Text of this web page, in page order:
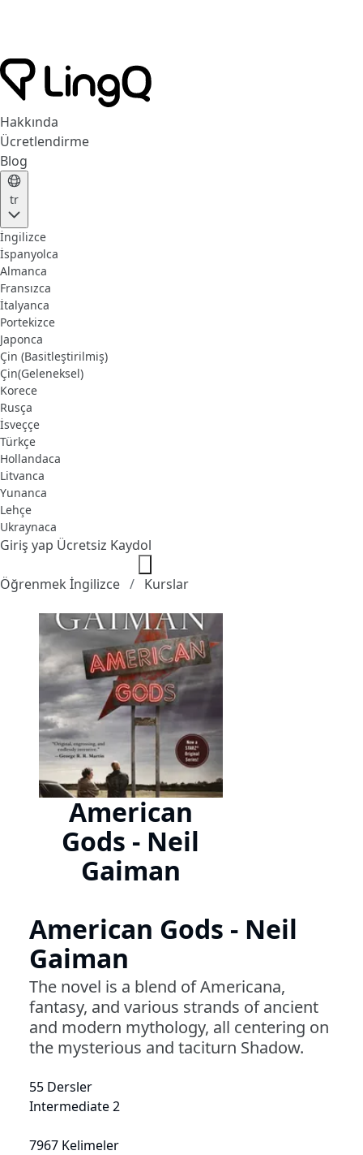
Hakkında
Ücretlendirme
Blog
tr
İngilizce
İspanyolca
Almanca
Fransızca
İtalyanca
Portekizce
Japonca
Çin (Basitleştirilmiş)
Çin(Geleneksel)
Korece
Rusça
İsveççe
Türkçe
Hollandaca
Litvanca
Yunanca
Lehçe
Ukraynaca
Giriş yap Ücretsiz Kaydol
Öğrenmek İngilizce Kurslar
American
Gods - Neil
Gaiman
American Gods - Neil
Gaiman
The novel is a blend of Americana,
fantasy, and various strands of ancient
and modern mythology, all centering on
the mysterious and taciturn Shadow.
55 Dersler
Intermediate 2
7967 Kelimeler